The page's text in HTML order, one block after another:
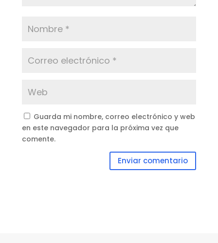
Guarda mi nombre, correo electrónico y web
en este navegador para la próxima vez que
comente.
Enviar comentario